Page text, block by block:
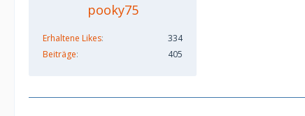
pooky75
Erhaltene Likes
334
Beiträge
405